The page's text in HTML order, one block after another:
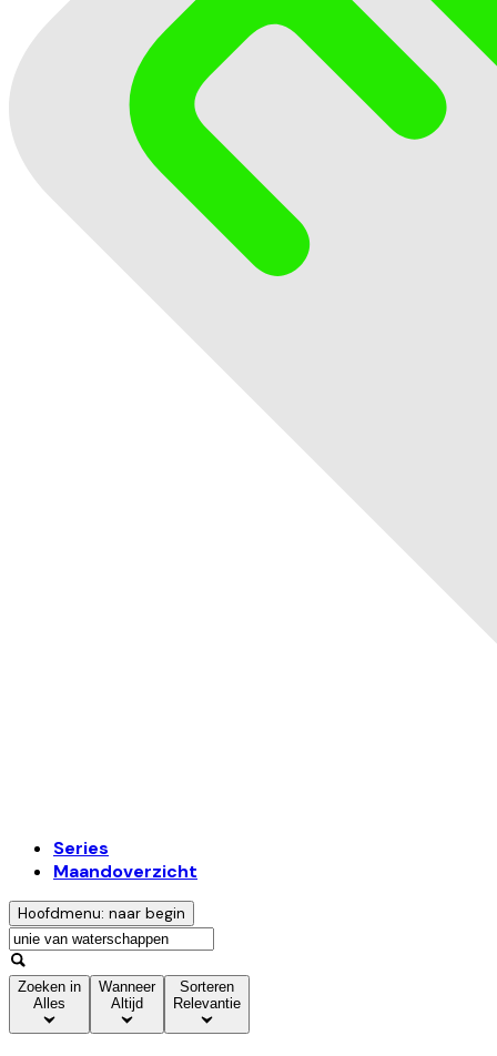
Series
Maandoverzicht
Hoofdmenu: naar begin
Zoeken in
Alles
Wanneer
Altijd
Sorteren
Relevantie